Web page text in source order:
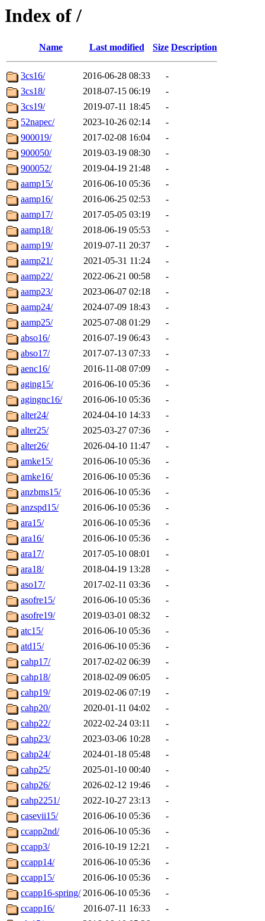
Index of /
Name Last modified Size Description
3cs16/ 2016-06-28 08:33
-
3cs18/
2018-07-15 06:19
-
3cs19/
2019-07-11 18:45
-
52napec/
2023-10-26 02:14
-
900019/
2017-02-08 16:04
-
900050/
2019-03-19 08:30
-
900052/
2019-04-19 21:48
-
aamp15/
2016-06-10 05:36
-
aamp16/
2016-06-25 02:53
-
aamp17/
2017-05-05 03:19
-
aamp18/
2018-06-19 05:53
-
aamp19/
2019-07-11 20:37
-
aamp21/
2021-05-31 11:24
-
aamp22/
2022-06-21 00:58
-
aamp23/
2023-06-07 02:18
-
aamp24/
2024-07-09 18:43
-
aamp25/
2025-07-08 01:29
-
abso16/
2016-07-19 06:43
-
abso17/
2017-07-13 07:33
-
aenc16/
2016-11-08 07:09
-
aging15/
2016-06-10 05:36
-
agingnc16/
2016-06-10 05:36
-
alter24/
2024-04-10 14:33
-
alter25/
2025-03-27 07:36
-
alter26/
2026-04-10 11:47
-
amke15/
2016-06-10 05:36
-
amke16/
2016-06-10 05:36
-
anzbms15/
2016-06-10 05:36
-
anzspd15/
2016-06-10 05:36
-
ara15/
2016-06-10 05:36
-
ara16/
2016-06-10 05:36
-
ara17/
2017-05-10 08:01
-
ara18/
2018-04-19 13:28
-
aso17/
2017-02-11 03:36
-
asofre15/
2016-06-10 05:36
-
asofre19/
2019-03-01 08:32
-
atc15/
2016-06-10 05:36
-
atd15/
2016-06-10 05:36
-
cahp17/
2017-02-02 06:39
-
cahp18/
2018-02-09 06:05
-
cahp19/
2019-02-06 07:19
-
cahp20/
2020-01-11 04:02
-
cahp22/
2022-02-24 03:11
-
cahp23/
2023-03-06 10:28
-
cahp24/
2024-01-18 05:48
-
cahp25/
2025-01-10 00:40
-
cahp26/
2026-02-12 19:46
-
cahp2251/
2022-10-27 23:13
-
casevii15/
2016-06-10 05:36
-
ccapp2nd/
2016-06-10 05:36
-
ccapp3/
2016-10-19 12:21
-
ccapp14/
2016-06-10 05:36
-
ccapp15/
2016-06-10 05:36
-
ccapp16-spring/ 2016-06-10 05:36
-
ccapp16/
2016-07-11 16:33
-